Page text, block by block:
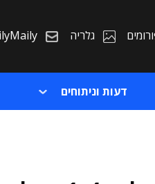
גלריה
דעות וניתוחים